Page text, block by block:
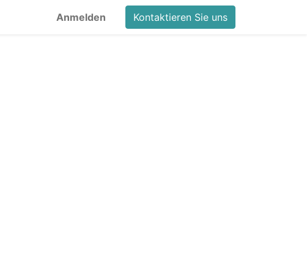
Anmelden Kontaktieren Sie uns